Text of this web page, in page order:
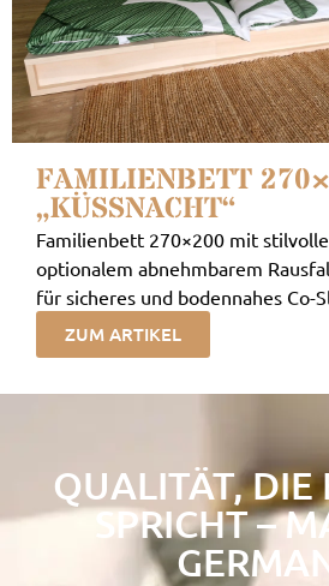
FAMILIENBETT
„KÜSSNACHT“
Familienbett 270×200 mit
optionalem abnehmbarem
für sicheres und bodennahes Co-
ZUM ARTIKEL
QUALITÄT, DIE
SPRICHT –